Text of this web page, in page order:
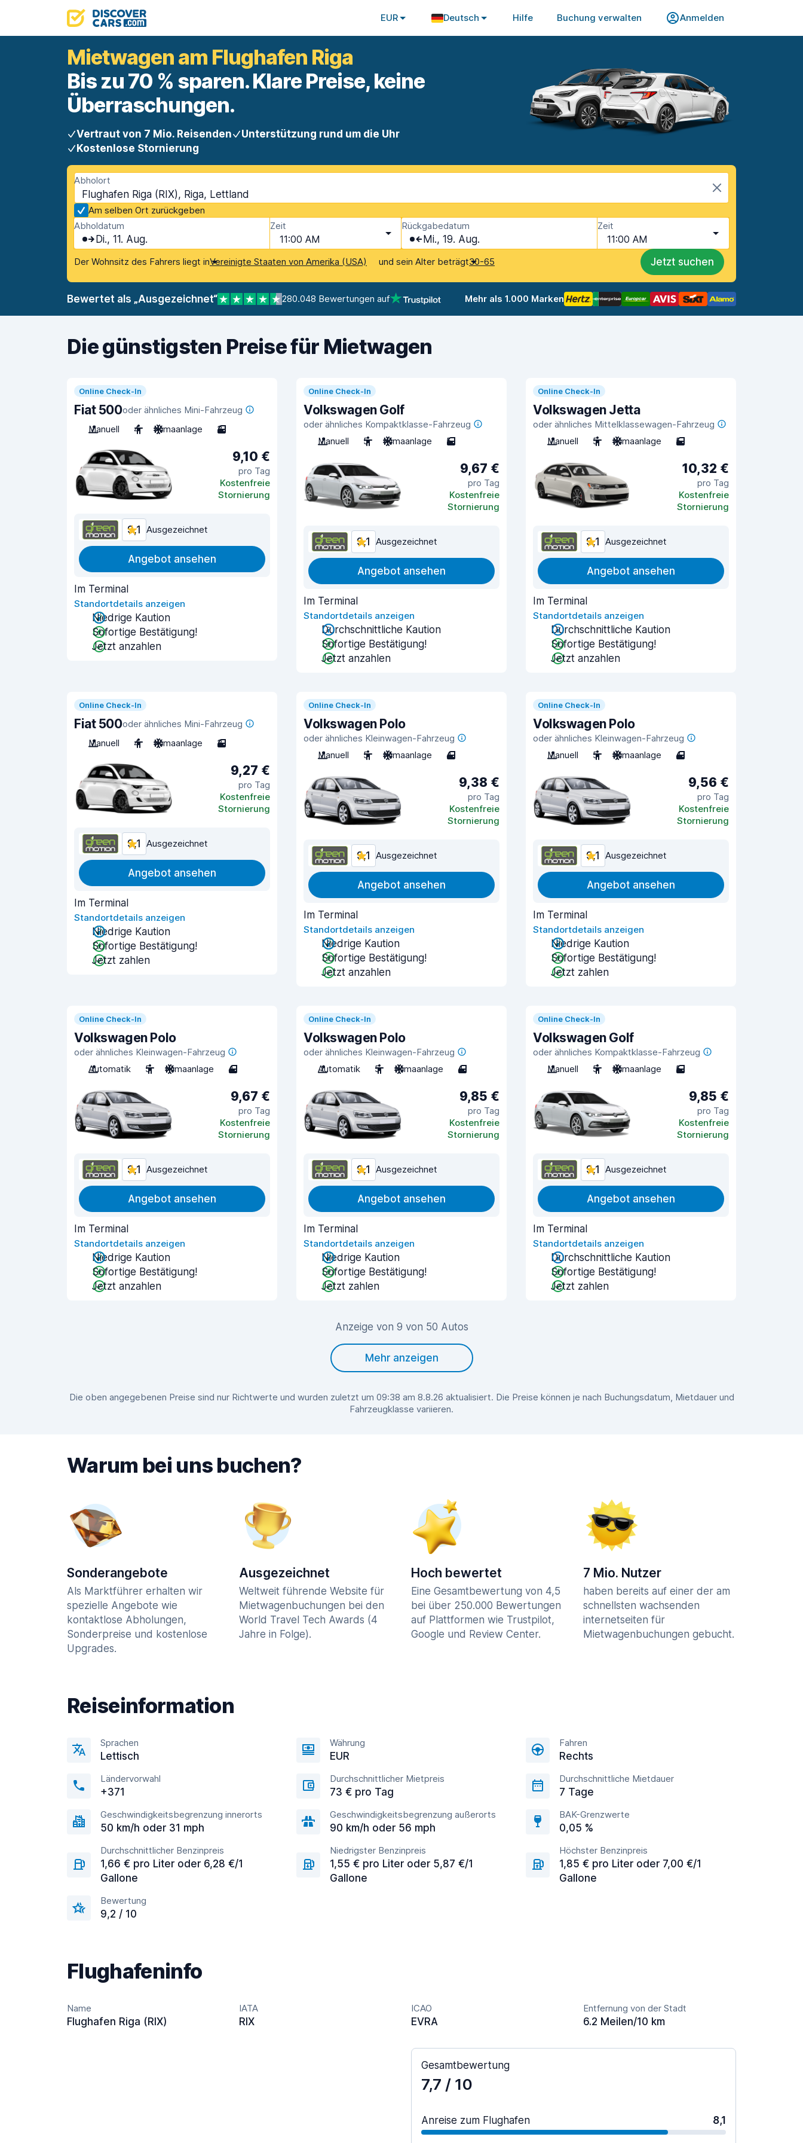
EUR Deutsch Hilfe Buchung verwalten Anmelden
Mietwagen am Flughafen Riga
Bis zu 70 % sparen. Klare Preise, keine
Überraschungen.
Vertraut von 7 Mio. Reisenden
Unterstützung rund um die Uhr
Kostenlose Stornierung
Abholort
Flughafen Riga (RIX), Riga, Lettland
Am selben Ort zurückgeben
Abholdatum
Di., 11. Aug.
Zeit
11:00 AM
Rückgabedatum
Mi., 19. Aug.
Zeit
11:00 AM
Der Wohnsitz des Fahrers liegt inVereinigte Staaten von Amerika (USA) und sein Alter beträgt30-65 Jetzt suchen
Bewertet als „Ausgezeichnet“ 280.048 Bewertungen auf Mehr als 1.000 Marken
Die günstigsten Preise für Mietwagen
Online Check-In
Fiat 500oder ähnliches Mini-Fahrzeug
Manuell
4 Klimaanlage 3
9,10 €
pro Tag
Kostenfreie
Stornierung
9,1 Ausgezeichnet
Angebot ansehen
Im Terminal
Standortdetails anzeigen
Niedrige Kaution
Sofortige Bestätigung!
Jetzt anzahlen
Online Check-In
Volkswagen Golf
oder ähnliches Kompaktklasse-Fahrzeug
Manuell
5 Klimaanlage 5
9,67 €
pro Tag
Kostenfreie
Stornierung
9,1 Ausgezeichnet
Angebot ansehen
Im Terminal
Standortdetails anzeigen
Durchschnittliche Kaution
Sofortige Bestätigung!
Jetzt anzahlen
Online Check-In
Volkswagen Jetta
oder ähnliches Mittelklassewagen-Fahrzeug
Manuell
5 Klimaanlage 5
10,32 €
pro Tag
Kostenfreie
Stornierung
9,1 Ausgezeichnet
Angebot ansehen
Im Terminal
Standortdetails anzeigen
Durchschnittliche Kaution
Sofortige Bestätigung!
Jetzt anzahlen
Online Check-In
Fiat 500oder ähnliches Mini-Fahrzeug
Manuell
4 Klimaanlage 3
9,27 €
pro Tag
Kostenfreie
Stornierung
9,1 Ausgezeichnet
Angebot ansehen
Im Terminal
Standortdetails anzeigen
Niedrige Kaution
Sofortige Bestätigung!
Jetzt zahlen
Online Check-In
Volkswagen Polo
oder ähnliches Kleinwagen-Fahrzeug
Manuell
5 Klimaanlage 4
9,38 €
pro Tag
Kostenfreie
Stornierung
9,1 Ausgezeichnet
Angebot ansehen
Im Terminal
Standortdetails anzeigen
Niedrige Kaution
Sofortige Bestätigung!
Jetzt anzahlen
Online Check-In
Volkswagen Polo
oder ähnliches Kleinwagen-Fahrzeug
Manuell
5 Klimaanlage 4
9,56 €
pro Tag
Kostenfreie
Stornierung
9,1 Ausgezeichnet
Angebot ansehen
Im Terminal
Standortdetails anzeigen
Niedrige Kaution
Sofortige Bestätigung!
Jetzt zahlen
Online Check-In
Volkswagen Polo
oder ähnliches Kleinwagen-Fahrzeug
Automatik
5 Klimaanlage 4
9,67 €
pro Tag
Kostenfreie
Stornierung
9,1 Ausgezeichnet
Angebot ansehen
Im Terminal
Standortdetails anzeigen
Niedrige Kaution
Sofortige Bestätigung!
Jetzt anzahlen
Online Check-In
Volkswagen Polo
oder ähnliches Kleinwagen-Fahrzeug
Automatik
5 Klimaanlage 4
9,85 €
pro Tag
Kostenfreie
Stornierung
9,1 Ausgezeichnet
Angebot ansehen
Im Terminal
Standortdetails anzeigen
Niedrige Kaution
Sofortige Bestätigung!
Jetzt zahlen
Online Check-In
Volkswagen Golf
oder ähnliches Kompaktklasse-Fahrzeug
Manuell
5 Klimaanlage 5
9,85 €
pro Tag
Kostenfreie
Stornierung
9,1 Ausgezeichnet
Angebot ansehen
Im Terminal
Standortdetails anzeigen
Durchschnittliche Kaution
Sofortige Bestätigung!
Jetzt zahlen
Anzeige von 9 von 50 Autos
Mehr anzeigen
Die oben angegebenen Preise sind nur Richtwerte und wurden zuletzt um 09:38 am 8.8.26 aktualisiert. Die Preise können je nach Buchungsdatum, Mietdauer und
Fahrzeugklasse variieren.
Warum bei uns buchen?
Sonderangebote
Als Marktführer erhalten wir
spezielle Angebote wie
kontaktlose Abholungen,
Sonderpreise und kostenlose
Upgrades.
Ausgezeichnet
Weltweit führende Website für
Mietwagenbuchungen bei den
World Travel Tech Awards (4
Jahre in Folge).
Hoch bewertet
Eine Gesamtbewertung von 4,5
bei über 250.000 Bewertungen
auf Plattformen wie Trustpilot,
Google und Review Center.
7 Mio. Nutzer
haben bereits auf einer der am
schnellsten wachsenden
internetseiten für
Mietwagenbuchungen gebucht.
Reiseinformation
Sprachen
Lettisch
Währung
EUR
Fahren
Rechts
Ländervorwahl
+371
Durchschnittlicher Mietpreis
73 € pro Tag
Durchschnittliche Mietdauer
7 Tage
Geschwindigkeitsbegrenzung innerorts
50 km/h oder 31 mph
Geschwindigkeitsbegrenzung außerorts
90 km/h oder 56 mph
BAK-Grenzwerte
0,05 %
Durchschnittlicher Benzinpreis
1,66 € pro Liter oder 6,28 €/1
Gallone
Niedrigster Benzinpreis
1,55 € pro Liter oder 5,87 €/1
Gallone
Höchster Benzinpreis
1,85 € pro Liter oder 7,00 €/1
Gallone
Bewertung
9,2 / 10
Flughafeninfo
Name
Flughafen Riga (RIX)
IATA
RIX
ICAO
EVRA
Entfernung von der Stadt
6.2 Meilen/10 km
Gesamtbewertung
7,7 / 10
Anreise zum Flughafen 8,1